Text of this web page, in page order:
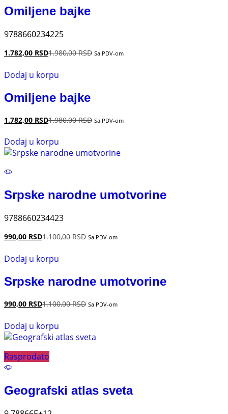
Omiljene bajke
9788660234225
1.782,00 RSD1.980,00RSD Sa PDV-om
Dodaj u korpu
Omiljene bajke
1.782,00 RSD1.980,00RSD Sa PDV-om
Dodaj u korpu
Srpske narodne umotvorine
9788660234423
990,00 RSD1.100,00RSD Sa PDV-om
Dodaj u korpu
Srpske narodne umotvorine
990,00 RSD1.100,00RSD Sa PDV-om
Dodaj u korpu
Rasprodato
Geografski atlas sveta